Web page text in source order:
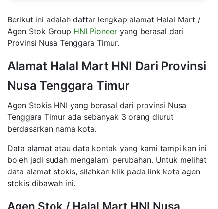
Berikut ini adalah daftar lengkap alamat Halal Mart /
Agen Stok Group HNI Pioneer yang berasal dari
Provinsi Nusa Tenggara Timur.
Alamat Halal Mart HNI Dari Provinsi
Nusa Tenggara Timur
Agen Stokis HNI yang berasal dari provinsi Nusa
Tenggara Timur ada sebanyak 3 orang diurut
berdasarkan nama kota.
Data alamat atau data kontak yang kami tampilkan ini
boleh jadi sudah mengalami perubahan. Untuk melihat
data alamat stokis, silahkan klik pada link kota agen
stokis dibawah ini.
Agen Stok / Halal Mart HNI Nusa